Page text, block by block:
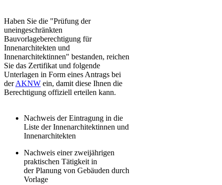
Haben Sie die "Prüfung der
uneingeschränkten
Bauvorlageberechtigung für
Innenarchitekten und
Innenarchitektinnen" bestanden, reichen
Sie das Zertifikat und folgende
Unterlagen in Form eines Antrags bei
derAKNW ein, damit diese Ihnen die
Berechtigung offiziell erteilen kann​.
Nachweis der Eintragung in die
Liste der Innenarchitektinnen und
Innenarchitekten
Nachweis einer zweijährigen
praktischen Tätigkeit in
der Planung von Gebäuden durch
Vorlage